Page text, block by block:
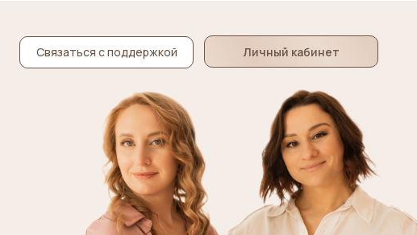
Связаться с поддержкой Личный кабинет